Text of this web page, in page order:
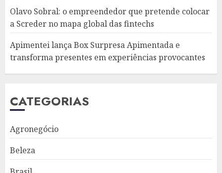
Olavo Sobral: o empreendedor que pretende colocar
a Screder no mapa global das fintechs
Apimentei lança Box Surpresa Apimentada e
transforma presentes em experiências provocantes
CATEGORIAS
Agronegócio
Beleza